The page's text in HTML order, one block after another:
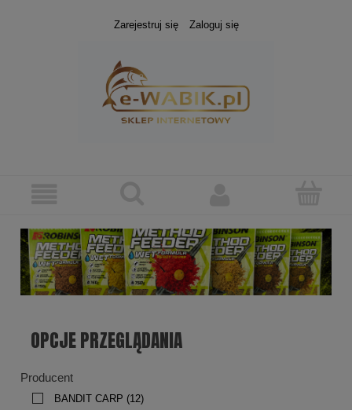
Zarejestruj się Zaloguj się
OPCJE PRZEGLĄDANIA
Producent
BANDIT CARP (12)